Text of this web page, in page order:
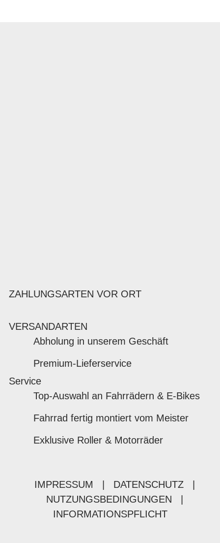
ZAHLUNGSARTEN VOR ORT
VERSANDARTEN
Abholung in unserem Geschäft
Premium-Lieferservice
Service
Top-Auswahl an Fahrrädern & E-Bikes
Fahrrad fertig montiert vom Meister
Exklusive Roller & Motorräder
IMPRESSUM DATENSCHUTZ
NUTZUNGSBEDINGUNGEN
INFORMATIONSPFLICHT